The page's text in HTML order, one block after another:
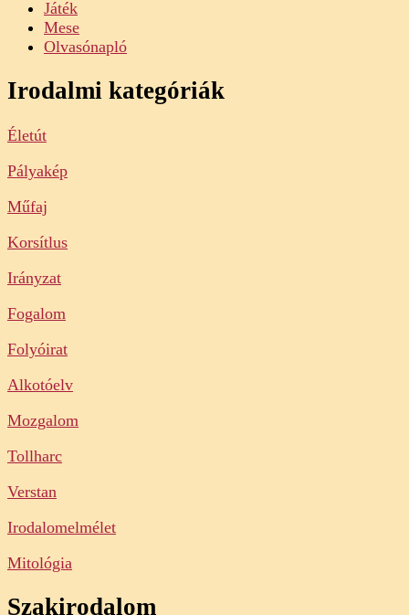
Játék
Mese
Olvasónapló
Irodalmi kategóriák
Életút
Pályakép
Műfaj
Korsítlus
Irányzat
Fogalom
Folyóirat
Alkotóelv
Mozgalom
Tollharc
Verstan
Irodalomelmélet
Mitológia
Szakirodalom